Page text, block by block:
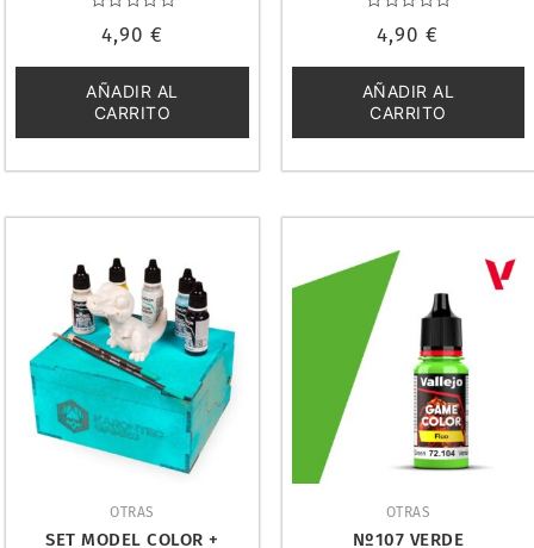
con
de
5
4,90 €
AÑADIR AL
CARRITO
con
de
5
4,90€
AÑADIR AL
CARRITO
OTRAS
SET MODEL COLOR +
OTRAS
Nº107 VERDE